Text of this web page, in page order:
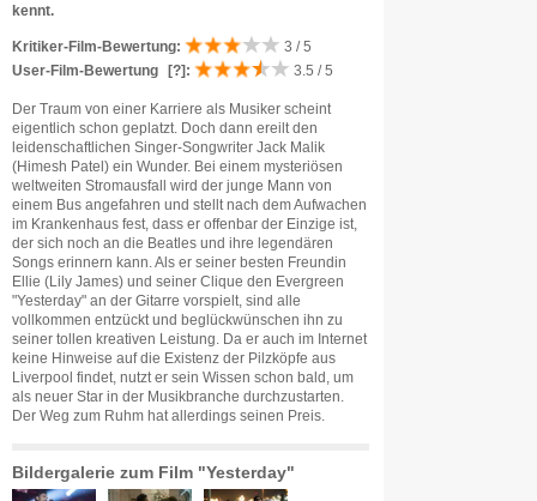
kennt.
Kritiker-Film-Bewertung:
3 / 5
User-Film-Bewertung
[?] : 3.5 / 5
Der Traum von einer Karriere als Musiker scheint
eigentlich schon geplatzt. Doch dann ereilt den
leidenschaftlichen Singer-Songwriter Jack Malik
(Himesh Patel) ein Wunder. Bei einem mysteriösen
weltweiten Stromausfall wird der junge Mann von
einem Bus angefahren und stellt nach dem Aufwachen
im Krankenhaus fest, dass er offenbar der Einzige ist,
der sich noch an die Beatles und ihre legendären
Songs erinnern kann. Als er seiner besten Freundin
Ellie (Lily James) und seiner Clique den Evergreen
"Yesterday" an der Gitarre vorspielt, sind alle
vollkommen entzückt und beglückwünschen ihn zu
seiner tollen kreativen Leistung. Da er auch im Internet
keine Hinweise auf die Existenz der Pilzköpfe aus
Liverpool findet, nutzt er sein Wissen schon bald, um
als neuer Star in der Musikbranche durchzustarten.
Der Weg zum Ruhm hat allerdings seinen Preis.
Bildergalerie zum Film "Yesterday"